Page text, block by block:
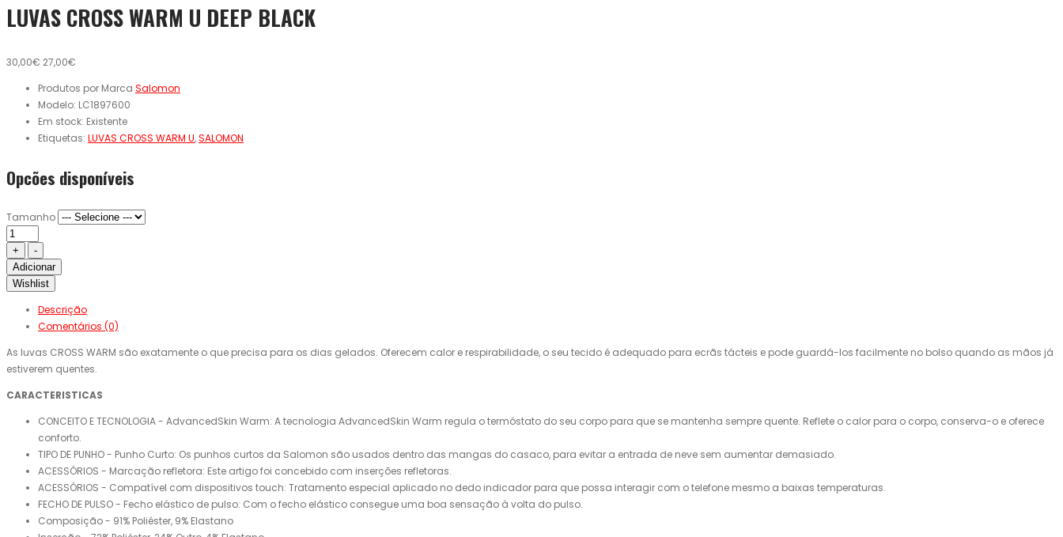
LUVAS CROSS WARM U DEEP BLACK
30,00€ 27,00€
Produtos por Marca Salomon
Modelo: LC1897600
Em stock: Existente
Etiquetas: LUVAS CROSS WARM U,SALOMON
Opcões disponíveis
Tamanho
Adicionar
Wishlist
Descrição
Comentários (0)
As luvas CROSS WARM são exatamente o que precisa para os dias gelados. Oferecem calor e respirabilidade, o seu tecido é adequado para ecrãs tácteis e pode guardá-los facilmente no bolso quando as mãos já
estiverem quentes.
CARACTERISTICAS
CONCEITO E TECNOLOGIA - AdvancedSkin Warm: A tecnologia AdvancedSkin Warm regula o termóstato do seu corpo para que se mantenha sempre quente. Reflete o calor para o corpo, conserva-o e oferece
conforto.
TIPO DE PUNHO - Punho Curto: Os punhos curtos da Salomon são usados ​​dentro das mangas do casaco, para evitar a entrada de neve sem aumentar demasiado.
ACESSÓRIOS - Marcação refletora: Este artigo foi concebido com inserções refletoras.
ACESSÓRIOS - Compatível com dispositivos touch: Tratamento especial aplicado no dedo indicador para que possa interagir com o telefone mesmo a baixas temperaturas.
FECHO DE PULSO - Fecho elástico de pulso: Com o fecho elástico consegue uma boa sensação à volta do pulso.
Composição - 91% Poliéster, 9% Elastano